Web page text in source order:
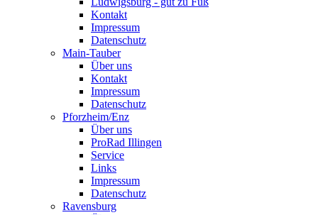
Kontakt
Impressum
Datenschutz
Main-Tauber
Über uns
Kontakt
Impressum
Datenschutz
Pforzheim/Enz
Über uns
ProRad Illingen
Service
Links
Impressum
Datenschutz
Ravensburg